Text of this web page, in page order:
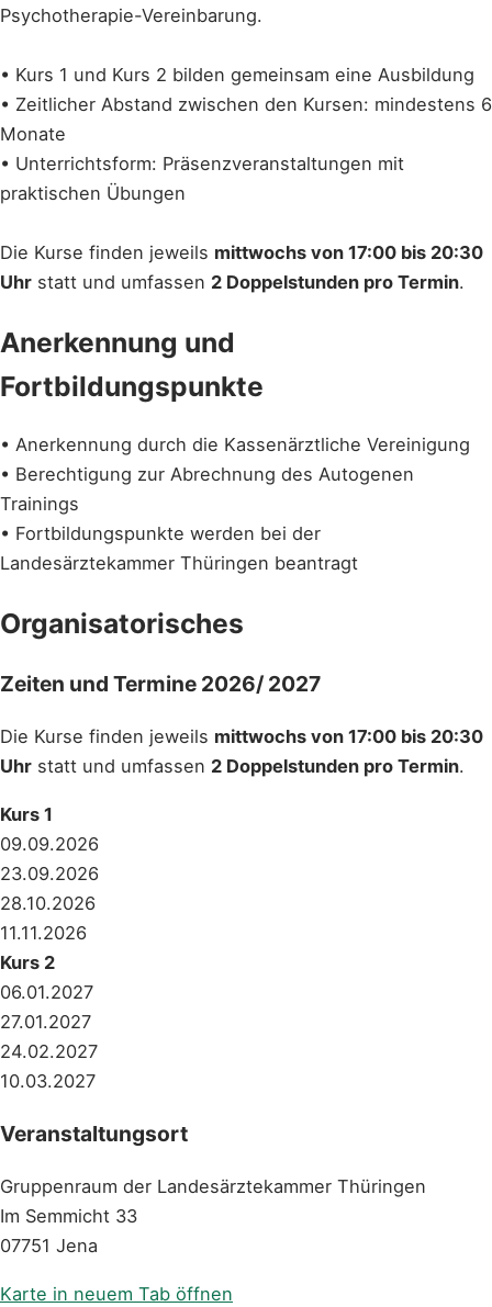
Psychotherapie-Vereinbarung.
• Kurs 1 und Kurs 2 bilden gemeinsam eine Ausbildung
• Zeitlicher Abstand zwischen den Kursen: mindestens 6
Monate
• Unterrichtsform: Präsenzveranstaltungen mit
praktischen Übungen
Die Kurse finden jeweils mittwochs von 17:00 bis 20:30
Uhr statt und umfassen 2 Doppelstunden pro Termin.
Anerkennung und
Fortbildungspunkte
• Anerkennung durch die Kassenärztliche Vereinigung
• Berechtigung zur Abrechnung des Autogenen
Trainings
• Fortbildungspunkte werden bei der
Landesärztekammer Thüringen beantragt
Organisatorisches
Zeiten und Termine 2026/ 2027
Die Kurse finden jeweils mittwochs von 17:00 bis 20:30
Uhr statt und umfassen 2 Doppelstunden pro Termin.
Kurs 1
09.09.2026
23.09.2026
28.10.2026
11.11.2026
Kurs 2
06.01.2027
27.01.2027
24.02.2027
10.03.2027
Veranstaltungsort
Gruppenraum der Landesärztekammer Thüringen
Im Semmicht 33
07751 Jena
Eingebettete Karte ist erst nach Zustimmung zu
Karte in neuem Tab öffnen